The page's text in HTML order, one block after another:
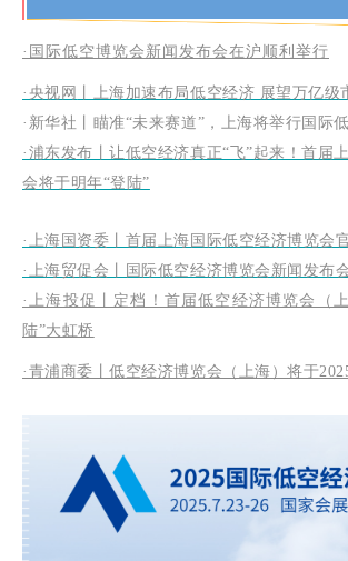
·国际低空博览会新闻发布会在沪顺利举行
·央视网
丨上海加速布局低空经济 展望万亿级
·新华社丨瞄准“未来赛道”，上海将举行国际
·浦东发布丨让低空经济真正“飞”起来！首届
会将于明年“登陆”
·上海国资委丨首届上海国际低空经济博览会
·上海贸促会丨国际低空经济博览会新闻发布
·上海投促丨定档！首届低空经济博览会（
陆”大虹桥
·青浦商委丨低空经济博览会（上海）将于